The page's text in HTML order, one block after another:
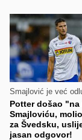
Smajlović je već
Potter došao "na
Smajloviću,
za Švedsku,
jasan odgovor!